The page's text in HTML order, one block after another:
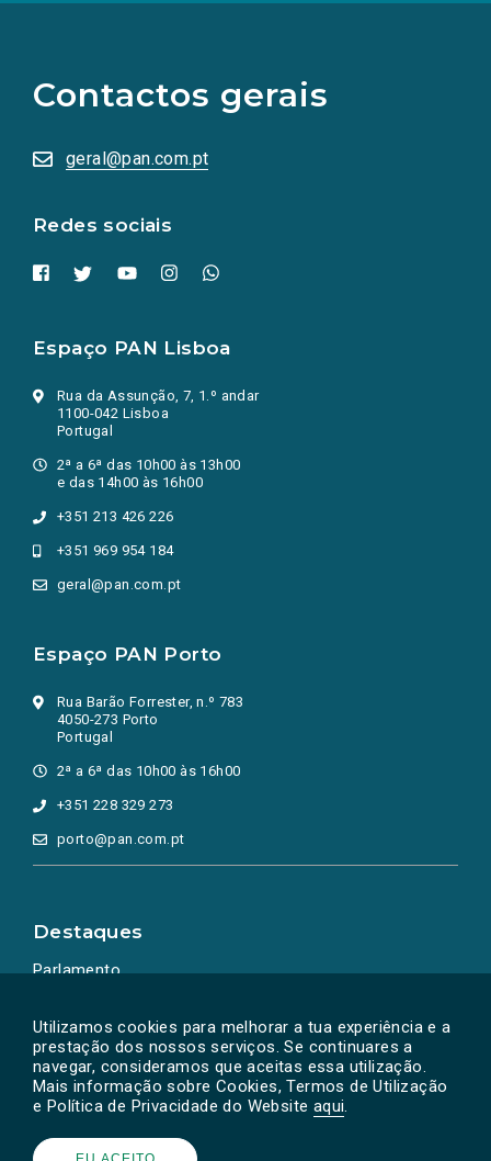
Utilizamos cookies para melhorar a tua experiência e a
prestação dos nossos serviços. Se continuares a
navegar, consideramos que aceitas essa utilização.
Mais informação sobre Cookies, Termos de Utilização
e Política de Privacidade do Website aqui.
Contactos gerais
geral@pan.com.pt
Redes sociais
redes
sociais
numa
nova
Espaço PAN Lisboa
Rua da Assunção, 7, 1.º andar
1100-042 Lisboa
Portugal
2ª a 6ª das 10h00 às 13h00
e das 14h00 às 16h00
+351 213 426 226
+351 969 954 184
geral@pan.com.pt
Espaço PAN Porto
Rua Barão Forrester, n.º 783
4050-273 Porto
Portugal
2ª a 6ª das 10h00 às 16h00
+351 228 329 273
porto@pan.com.pt
Destaques
Parlamento